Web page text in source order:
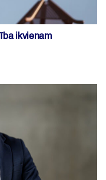
ikvienam